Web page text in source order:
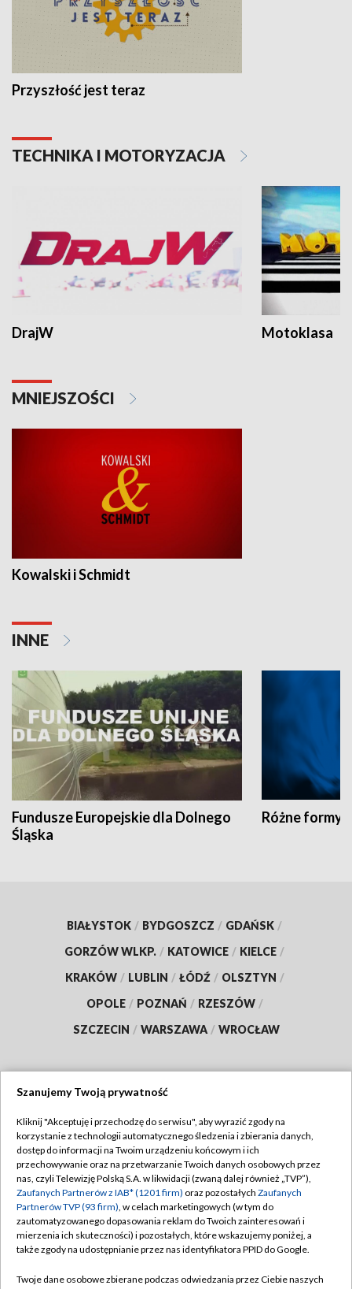
Przyszłość jest teraz
TECHNIKA I MOTORYZACJA
DrajW Motoklasa
MNIEJSZOŚCI
Kowalski i Schmidt
INNE
Fundusze Europejskie dla Dolnego
Śląska
Różne formy
BIAŁYSTOK / BYDGOSZCZ / GDAŃSK /
GORZÓW WLKP. / KATOWICE / KIELCE /
KRAKÓW / LUBLIN / ŁÓDŹ / OLSZTYN /
OPOLE / POZNAŃ / RZESZÓW /
SZCZECIN / WARSZAWA / WROCŁAW
TVP
Abonament TVP
Emisja w TVP
Centrum informacji TVP
Naziemna Telewizja Cyfrowa
Regulamin TVP
Polityka prywatności
Moje zgody
Pomoc
Szanujemy Twoją prywatność
Kliknij "Akceptuję i przechodzę do serwisu", aby wyrazić zgody na
korzystanie z technologii automatycznego śledzenia i zbierania danych,
dostęp do informacji na Twoim urządzeniu końcowym i ich
przechowywanie oraz na przetwarzanie Twoich danych osobowych przez
nas, czyli Telewizję Polską S.A. w likwidacji (zwaną dalej również „TVP”),
Zaufanych Partnerów z IAB* (1201 firm) oraz pozostałych Zaufanych
Partnerów TVP (93 firm), w celach marketingowych (w tym do
zautomatyzowanego dopasowania reklam do Twoich zainteresowań i
mierzenia ich skuteczności) i pozostałych, które wskazujemy poniżej, a
także zgody na udostępnianie przez nas identyfikatora PPID do Google.
Twoje dane osobowe zbierane podczas odwiedzania przez Ciebie naszych